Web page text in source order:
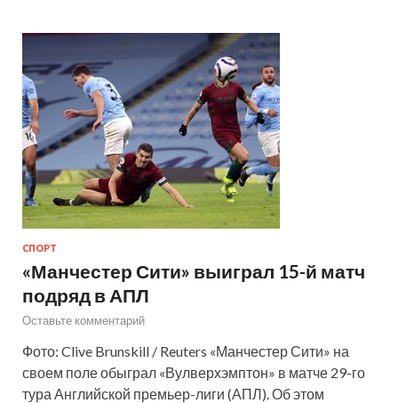
СПОРТ
«Манчестер Сити» выиграл 15-й матч
подряд в АПЛ
Оставьте комментарий
Фото: Clive Brunskill / Reuters «Манчестер Сити» на
своем поле обыграл «Вулверхэмптон» в матче 29-го
тура Английской премьер-лиги (АПЛ). Об этом